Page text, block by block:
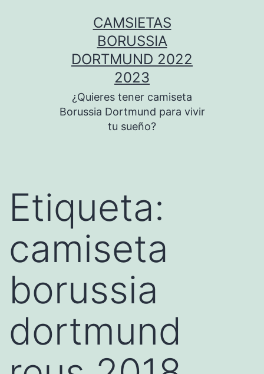
CAMSIETAS
BORUSSIA
DORTMUND 2022
2023
¿Quieres tener camiseta
Borussia Dortmund para vivir
tu sueño?
Etiqueta:
camiseta
borussia
dortmund